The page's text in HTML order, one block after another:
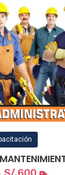
S/.600